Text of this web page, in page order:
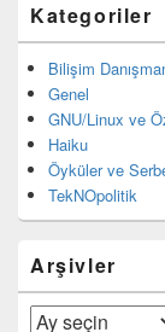
Kategoriler
Bilişim
Genel
GNU/Linux ve
Haiku
Öyküler ve
TekNOpolitik
Arşivler
Arşivler